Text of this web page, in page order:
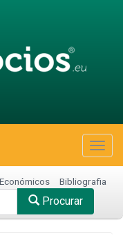
Bibliografia
Procurar